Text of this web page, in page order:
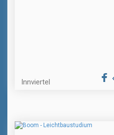
Innviertel